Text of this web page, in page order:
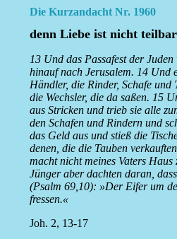
Die Kurzandacht Nr. 1960
denn Liebe ist nicht
13 Und das Passafest der
hinauf nach Jerusalem. 14 Und
Händler, die Rinder, Schafe und
die Wechsler, die da saßen. 15
aus Stricken und trieb sie alle
den Schafen und Rindern und
das Geld aus und stieß die
denen, die die Tauben
macht nicht meines Vaters
Jünger aber dachten daran,
(Psalm 69,10): »Der Eifer um
fressen.«
Joh. 2, 13-17